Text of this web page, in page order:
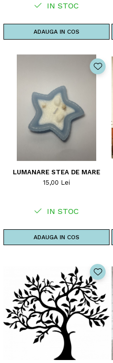
IN STOC
ADAUGA IN COS
LUMANARE STEA DE MARE
15,00 Lei
IN STOC
ADAUGA IN COS